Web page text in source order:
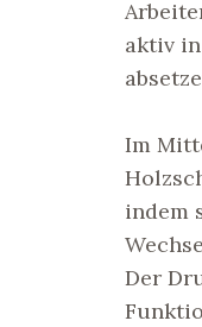
aktiv
Im
indem
Der